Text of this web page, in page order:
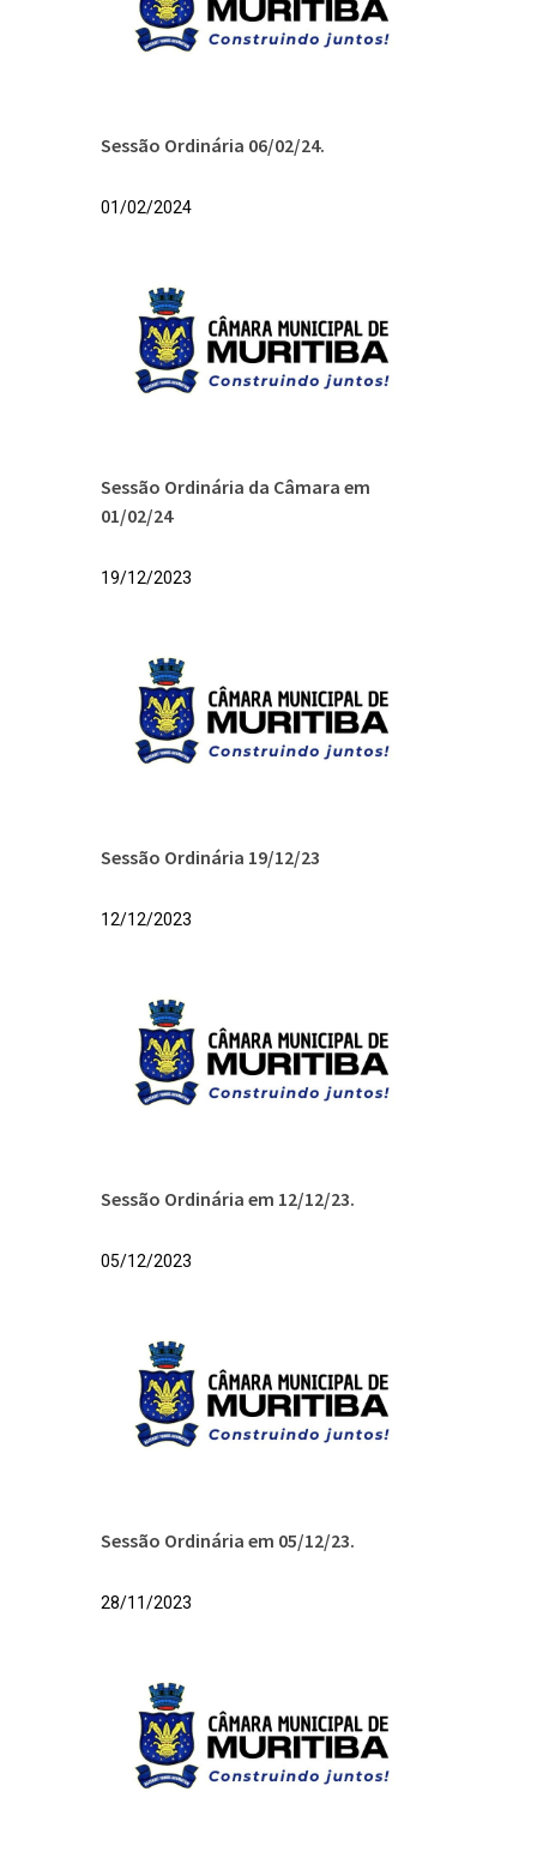
Sessão Ordinária 06/02/24.
01/02/2024
Sessão Ordinária da Câmara em
01/02/24
19/12/2023
Sessão Ordinária 19/12/23
12/12/2023
Sessão Ordinária em 12/12/23.
05/12/2023
Sessão Ordinária em 05/12/23.
28/11/2023